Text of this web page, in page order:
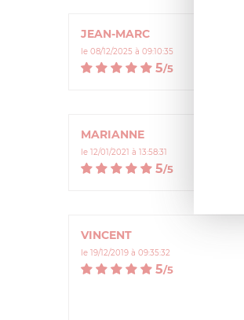
JEAN-MARC
le 08/12/2025 à 09:10:35
5/5
MARIANNE
le 12/01/2021 à 13:58:31
5/5
VINCENT
le 19/12/2019 à 09:35:32
5/5